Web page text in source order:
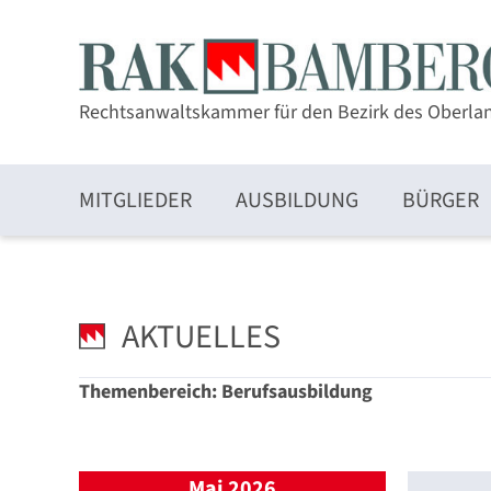
Rechtsanwaltskammer für den Bezirk des
MITGLIEDER AUSBILDUNG BÜRGER
AKTUELLES
Themenbereich: Berufsausbildung